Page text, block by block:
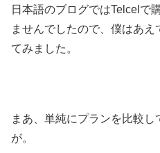
日本語のブログではTelcelで
ませんでしたので、僕はあ
てみました。
まあ、単純にプランを比較
が。